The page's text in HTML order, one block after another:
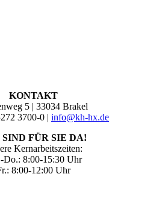
KONTAKT
5 | 33034 Brakel
3700-0 | info@kh-hx.de
FÜR SIE DA!
Kernarbeitszeiten:
Do.: 8:00-15:30 Uhr
8:00-12:00 Uhr